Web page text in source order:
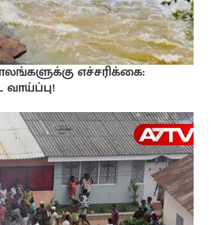
எச்சரிக்கை: